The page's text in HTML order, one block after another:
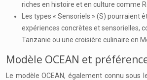
riches en histoire et en culture comme
Les types « Sensoriels » (S) pourraient
expériences concrètes et sensorielles,
Tanzanie ou une croisière culinaire en
Modèle OCEAN et
Le modèle OCEAN, également connu sous